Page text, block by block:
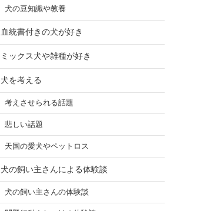
犬の豆知識や教養
血統書付きの犬が好き
ミックス犬や雑種が好き
犬を考える
考えさせられる話題
悲しい話題
天国の愛犬やペットロス
犬の飼い主さんによる体験談
犬の飼い主さんの体験談